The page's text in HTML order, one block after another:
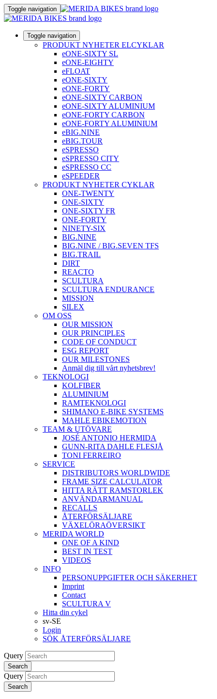
Toggle navigation
Toggle navigation
PRODUKT NYHETER ELCYKLAR
eONE-SIXTY SL
eONE-EIGHTY
eFLOAT
eONE-SIXTY
eONE-FORTY
eONE-SIXTY CARBON
eONE-SIXTY ALUMINIUM
eONE-FORTY CARBON
eONE-FORTY ALUMINIUM
eBIG.NINE
eBIG.TOUR
eSPRESSO
eSPRESSO CITY
eSPRESSO CC
eSPEEDER
PRODUKT NYHETER CYKLAR
ONE-TWENTY
ONE-SIXTY
ONE-SIXTY FR
ONE-FORTY
NINETY-SIX
BIG.NINE
BIG.NINE / BIG.SEVEN TFS
BIG.TRAIL
DIRT
REACTO
SCULTURA
SCULTURA ENDURANCE
MISSION
SILEX
OM OSS
OUR MISSION
OUR PRINCIPLES
CODE OF CONDUCT
ESG REPORT
OUR MILESTONES
Anmäl dig till vårt nyhetsbrev!
TEKNOLOGI
KOLFIBER
ALUMINIUM
RAMTEKNOLOGI
SHIMANO E-BIKE SYSTEMS
MAHLE EBIKEMOTION
TEAM & UTÖVARE
JOSÉ ANTONIO HERMIDA
GUNN-RITA DAHLE FLESJÅ
TONI FERREIRO
SERVICE
DISTRIBUTORS WORLDWIDE
FRAME SIZE CALCULATOR
HITTA RÄTT RAMSTORLEK
ANVÄNDARMANUAL
RECALLS
ÅTERFÖRSÄLJARE
VÄXELÖRAÖVERSIKT
MERIDA WORLD
ONE OF A KIND
BEST IN TEST
VIDEOS
INFO
PERSONUPPGIFTER OCH SÄKERHET
Imprint
Contact
SCULTURA V
Hitta din cykel
sv-SE
Login
SÖK ÅTERFÖRSÄLJARE
Query
Search
Query
Search